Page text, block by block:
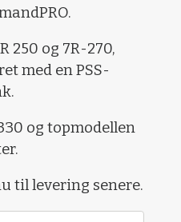
250 og 7R-270,
med en PSS-
og topmodellen
til levering senere.